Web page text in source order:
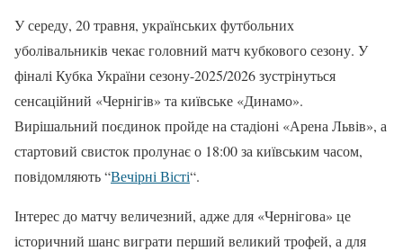
У середу, 20 травня, українських футбольних
уболівальників чекає головний матч кубкового сезону. У
фіналі Кубка України сезону-2025/2026 зустрінуться
сенсаційний «Чернігів» та київське «Динамо».
Вирішальний поєдинок пройде на стадіоні «Арена Львів», а
стартовий свисток пролунає о 18:00 за київським часом,
повідомляють “Вечірні Вісті“.
Інтерес до матчу величезний, адже для «Чернігова» це
історичний шанс виграти перший великий трофей, а для